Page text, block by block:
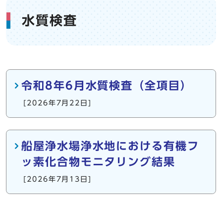
水質検査
メインメニュー
令和8年6月水質検査（全項目）
[2026年7月22日]
船屋浄水場浄水地における有機フ
ッ素化合物モニタリング結果
[2026年7月13日]